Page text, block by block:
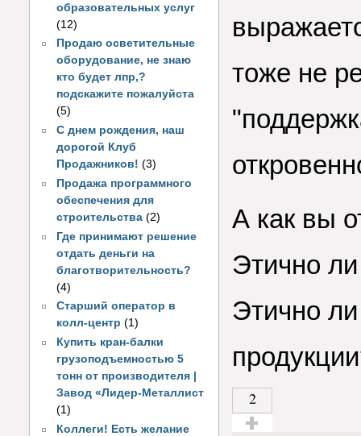
образовательных услуг
(12)
Продаю осветительные
оборудование, не знаю
кто будет лпр,?
подскажите пожалуйста
(5)
С днем рождения, наш
дорогой Клуб
Продажников! (3)
Продажа программного
обеспечения для
строительства (2)
Где принимают решение
отдать деньги на
благотворительность?
(4)
Старший оператор в
колл-центр (1)
Купить кран-балки
грузоподъемностью 5
тонн от производителя |
Завод «Лидер-Металлист
(1)
Коллеги! Есть желание
тоже не
А как вы
Этично
Этично
2